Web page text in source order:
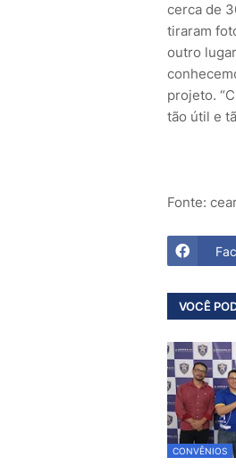
cerca de
tiraram
outro
projeto.
tão útil e
Fonte:
VOCÊ
CONVÊNIOS